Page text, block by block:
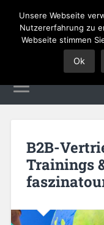
B2B-
Trainings
Unsere Webseite
Nutzererfahrung zu
Webseite stimmen
Ok